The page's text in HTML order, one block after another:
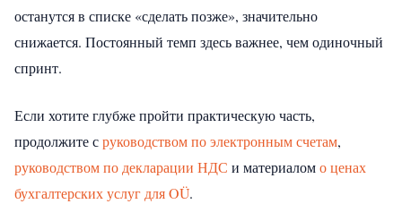
останутся в списке «сделать позже», значительно
снижается. Постоянный темп здесь важнее, чем одиночный
спринт.
Если хотите глубже пройти практическую часть,
продолжите сруководством по электронным счетам,
руководством по декларации НДС и материаломо ценах
бухгалтерских услуг для OÜ.